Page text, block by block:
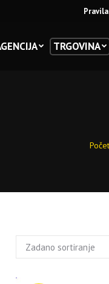
TRGOVINA